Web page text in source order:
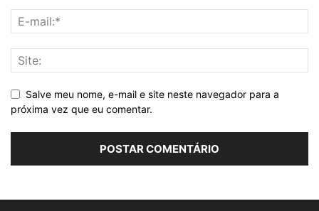
Salve meu nome, e-mail e site neste navegador para a
próxima vez que eu comentar.